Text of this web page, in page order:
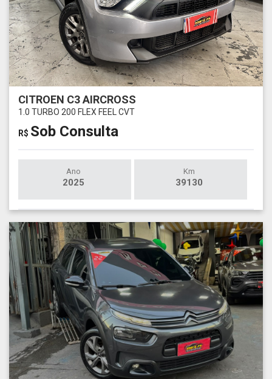
CITROEN C3 AIRCROSS
1.0 TURBO 200 FLEX FEEL CVT
R$ Sob Consulta
Ano
2025
Km
39130